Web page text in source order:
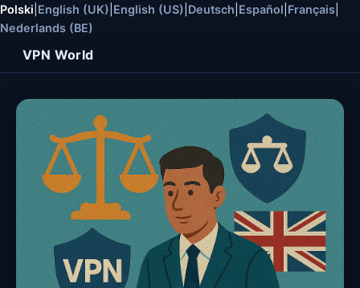
Polski English (UK) English (US) Deutsch Español Français
Nederlands (BE)
VPN World